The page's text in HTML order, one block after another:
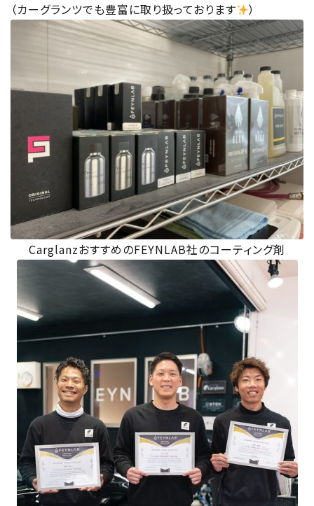
（カーグランツでも豊富に取り扱っております ）
CarglanzおすすめのFEYNLAB社のコーティング剤